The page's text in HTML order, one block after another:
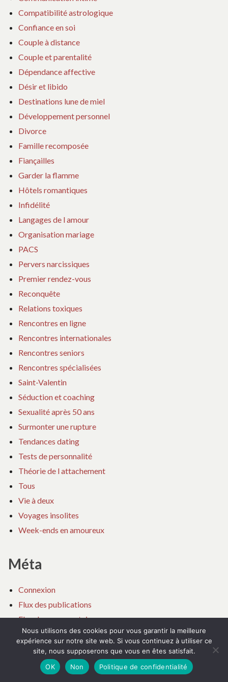
Compatibilité astrologique
Confiance en soi
Couple à distance
Couple et parentalité
Dépendance affective
Désir et libido
Destinations lune de miel
Développement personnel
Divorce
Famille recomposée
Fiançailles
Garder la flamme
Hôtels romantiques
Infidélité
Langages de l amour
Organisation mariage
PACS
Pervers narcissiques
Premier rendez-vous
Reconquête
Relations toxiques
Rencontres en ligne
Rencontres internationales
Rencontres seniors
Rencontres spécialisées
Saint-Valentin
Séduction et coaching
Sexualité après 50 ans
Surmonter une rupture
Tendances dating
Tests de personnalité
Théorie de l attachement
Tous
Vie à deux
Voyages insolites
Week-ends en amoureux
Méta
Connexion
Flux des publications
Flux des commentaires
Site de WordPress-FR
info legal
Contactez nous
Nous utilisons des cookies pour vous garantir la meilleure
expérience sur notre site web. Si vous continuez à utiliser ce
site, nous supposerons que vous en êtes satisfait.
OK
Non Politique de confidentialité